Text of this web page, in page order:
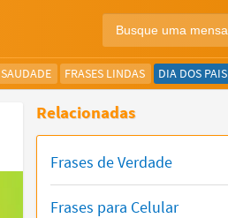
SAUDADE FRASES LINDAS DIA DOS PAIS
Relacionadas
Frases de Verdade
Frases para Celular